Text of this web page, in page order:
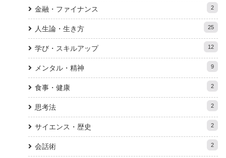
金融・ファイナンス 2
人生論・生き方 25
学び・スキルアップ 12
メンタル・精神 9
食事・健康 2
思考法 2
サイエンス・歴史 2
会話術 2